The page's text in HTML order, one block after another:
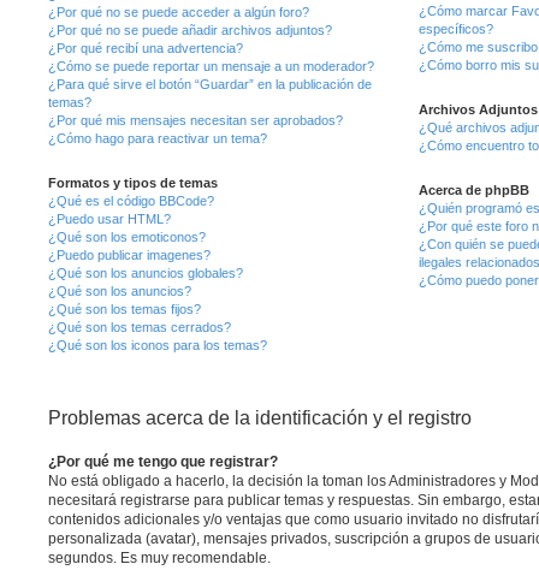
¿Por qué no se puede acceder a algún foro?
¿Por qué no se puede añadir archivos adjuntos?
¿Por qué recibí una advertencia?
¿Cómo se puede reportar un mensaje a un moderador?
¿Para qué sirve el botón “Guardar” en la publicación de
temas?
¿Por qué mis mensajes necesitan ser aprobados?
¿Cómo hago para reactivar un tema?
Formatos y tipos de temas
¿Qué es el código BBCode?
¿Puedo usar HTML?
¿Qué son los emoticonos?
¿Puedo publicar imagenes?
¿Qué son los anuncios globales?
¿Qué son los anuncios?
¿Qué son los temas fijos?
¿Qué son los temas cerrados?
¿Qué son los iconos para los temas?
¿Cómo marcar
específicos?
¿Cómo me
¿Cómo borro mis
Archivos Adjuntos
¿Qué archivos
¿Cómo encuentro
Acerca de phpBB
¿Quién programó
¿Por qué este foro
¿Con quién se
ilegales
¿Cómo puedo
Problemas acerca de la identificación y el registro
¿Por qué me tengo que registrar?
No está obligado a hacerlo, la decisión la toman los Administradores y
necesitará registrarse para publicar temas y respuestas. Sin embargo,
contenidos adicionales y/o ventajas que como usuario invitado no
personalizada (avatar), mensajes privados, suscripción a grupos de
segundos. Es muy recomendable.